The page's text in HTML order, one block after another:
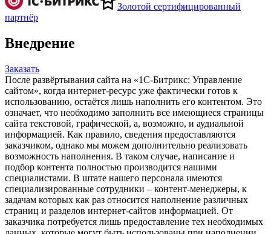
Золотой сертифицированный
партнёр
Внедрение
Заказать
После развёртывания сайта на «1С-Битрикс: Управление
сайтом», когда интернет-ресурс уже фактически готов к
использованию, остаётся лишь наполнить его контентом. Это
означает, что необходимо заполнить все имеющиеся страницы
сайта текстовой, графической, а, возможно, и аудиальной
информацией. Как правило, сведения предоставляются
заказчиком, однако мы можем дополнительно реализовать
возможность наполнения. В таком случае, написание и
подбор контента полностью производится нашими
специалистами. В штате нашего персонала имеются
специализированные сотрудники – контент-менеджеры, к
задачам которых как раз относится наполнение различных
страниц и разделов интернет-сайтов информацией. От
заказчика потребуется лишь предоставление тех необходимых